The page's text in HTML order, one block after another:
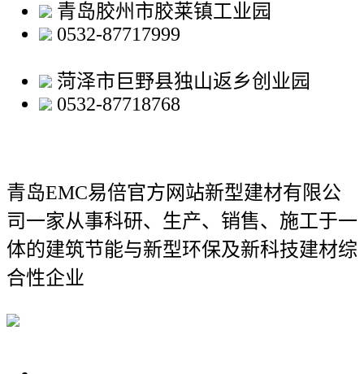
青岛胶州市胶莱镇工业园
0532-87717999
菏泽市巨野县独山返乡创业园
0532-87718768
青岛EMC易倍官方网站新型建材有限公
司一家从事科研、生产、销售、施工于一
体的建筑节能与新型环保及新科技建材综
合性企业